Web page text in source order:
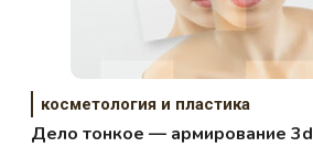
косметология и пластика
Дело тонкое — армирование 3d